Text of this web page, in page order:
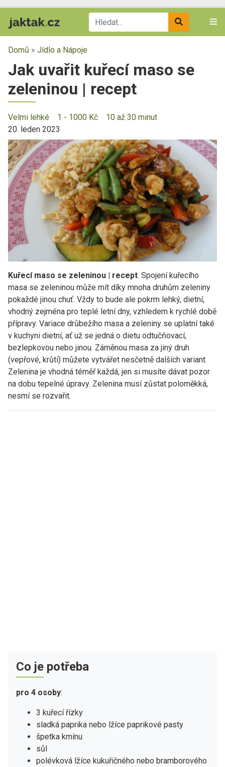
Domů » Jídlo a Nápoje
Jak uvařit kuřecí maso se
zeleninou | recept
Velmi lehké 1 - 1000 Kč
10 až 30 minut
20. leden 2023
Kuřecí maso se zeleninou | recept. Spojení kuřecího
masa se zeleninou může mít díky mnoha druhům zeleniny
pokaždé jinou chuť. Vždy to bude ale pokrm lehký, dietní,
vhodný zejména pro teplé letní dny, vzhledem k rychlé době
přípravy. Variace drůbežího masa a zeleniny se uplatní také
v kuchyni dietní, ať už se jedná o dietu odtučňovací,
bezlepkovou nebo jinou. Záměnou masa za jiný druh
(vepřové, krůtí) můžete vytvářet nesčetně dalších variant.
Zelenina je vhodná téměř každá, jen si musíte dávat pozor
na dobu tepelné úpravy. Zelenina musí zůstat poloměkká,
nesmí se rozvařit.
Co je potřeba
pro 4 osoby:
3 kuřecí řízky
sladká paprika nebo lžíce paprikové pasty
špetka kmínu
sůl
polévková lžíce kukuřičného nebo bramborového